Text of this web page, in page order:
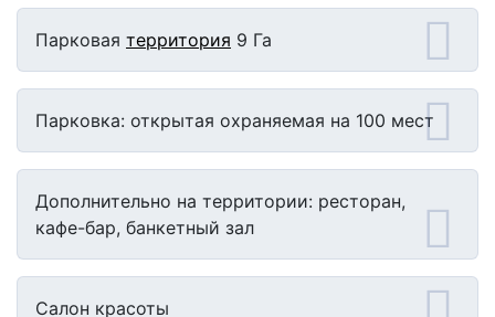
Парковая территория 9 Га
Парковка: открытая охраняемая на 100 мест
Дополнительно на территории: ресторан,
кафе-бар, банкетный зал
Салон красоты